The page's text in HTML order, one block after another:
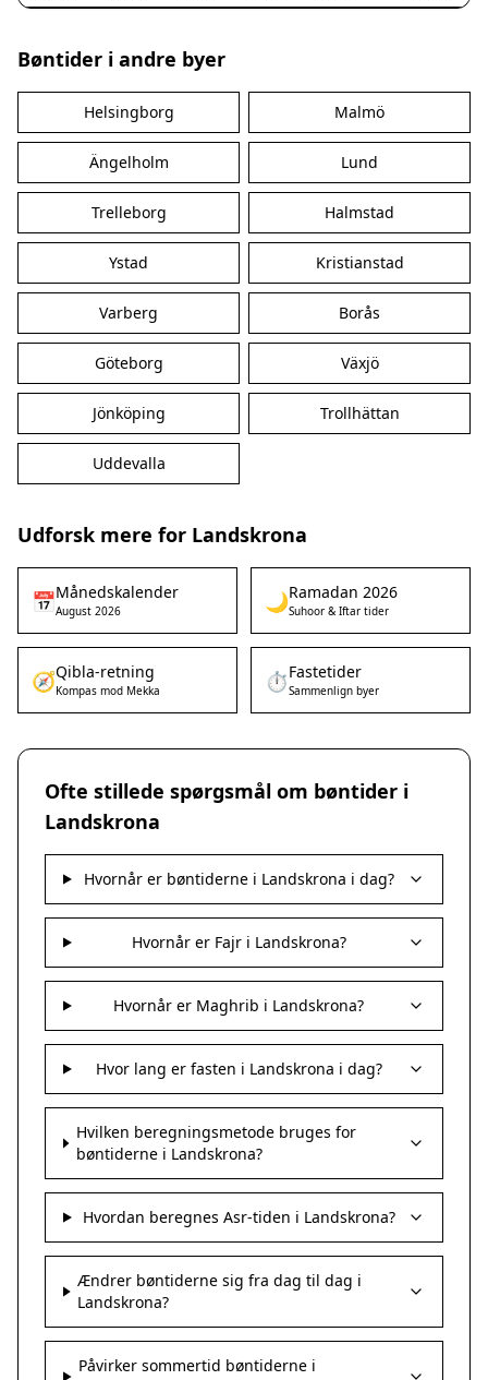
Bøntider i andre byer
Helsingborg Malmö
Ängelholm Lund
Trelleborg Halmstad
Ystad Kristianstad
Varberg Borås
Göteborg Växjö
Jönköping Trollhättan
Uddevalla
Udforsk mere for Landskrona
📅Månedskalender
August 2026 🌙Ramadan 2026
Suhoor & Iftar tider
🧭Qibla-retning
Kompas mod Mekka ⏱️Fastetider
Sammenlign byer
Ofte stillede spørgsmål om bøntider i
Landskrona
Hvornår er bøntiderne i Landskrona i dag?
Hvornår er Fajr i Landskrona?
Hvornår er Maghrib i Landskrona?
Hvor lang er fasten i Landskrona i dag?
Hvilken beregningsmetode bruges for
bøntiderne i Landskrona?
Hvordan beregnes Asr-tiden i Landskrona?
Ændrer bøntiderne sig fra dag til dag i
Landskrona?
Påvirker sommertid bøntiderne i